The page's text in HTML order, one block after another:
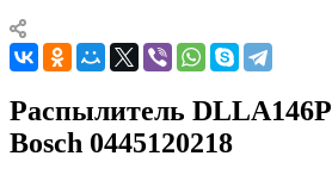
Распылитель
Bosch 0445120218